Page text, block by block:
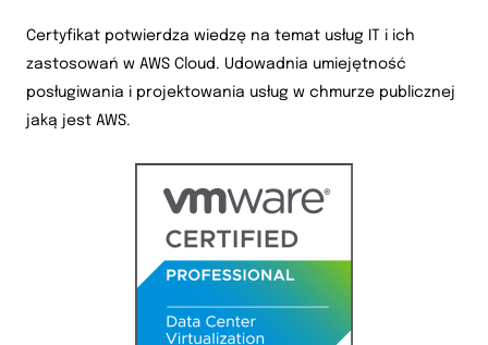
Certyfikat potwierdza wiedzę na temat usług IT i ich
zastosowań w AWS Cloud. Udowadnia umiejętność
posługiwania i projektowania usług w chmurze publicznej
jaką jest AWS.